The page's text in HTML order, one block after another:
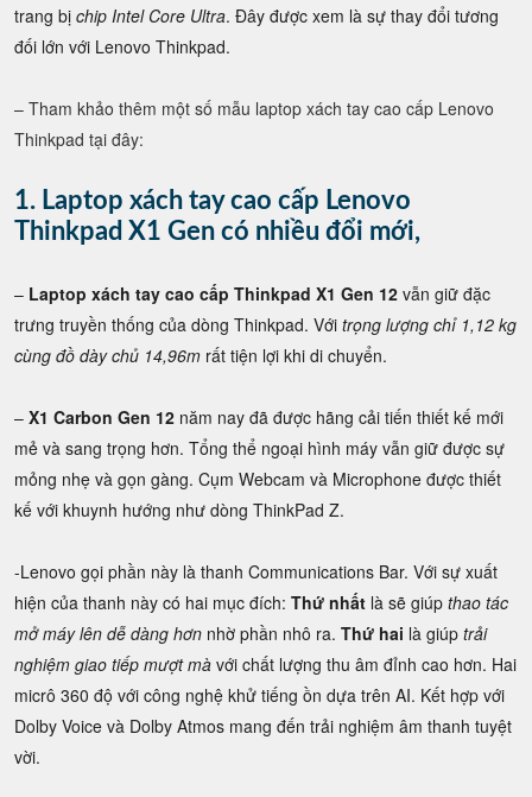
trang bị chip Intel Core Ultra. Đây được xem là sự thay đổi tương
đối lớn với Lenovo Thinkpad.
– Tham khảo thêm một số mẫu laptop xách tay cao cấp Lenovo
Thinkpad tại đây:
1. Laptop xách tay cao cấp Lenovo
Thinkpad X1 Gen có nhiều đổi mới,
– Laptop xách tay cao cấp Thinkpad X1 Gen 12 vẫn giữ đặc
trưng truyền thống của dòng Thinkpad. Với trọng lượng chỉ 1,12 kg
cùng đồ dày chủ 14,96m rất tiện lợi khi di chuyển.
– X1 Carbon Gen 12 năm nay đã được hãng cải tiến thiết kế mới
mẻ và sang trọng hơn. Tổng thể ngoại hình máy vẫn giữ được sự
mỏng nhẹ và gọn gàng. Cụm Webcam và Microphone được thiết
kế với khuynh hướng như dòng ThinkPad Z.
-Lenovo gọi phần này là thanh Communications Bar. Với sự xuất
hiện của thanh này có hai mục đích: Thứ nhất là sẽ giúp thao tác
mở máy lên dễ dàng hơn nhờ phần nhô ra. Thứ hai là giúp trải
nghiệm giao tiếp mượt mà với chất lượng thu âm đỉnh cao hơn. Hai
micrô 360 độ với công nghệ khử tiếng ồn dựa trên AI. Kết hợp với
Dolby Voice và Dolby Atmos mang đến trải nghiệm âm thanh tuyệt
vời.